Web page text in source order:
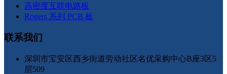
高密度互联电路板
Rogers 系列 PCB 板
联系我们
深圳市宝安区西乡街道劳动社区名优采购中心B座3区5
层509